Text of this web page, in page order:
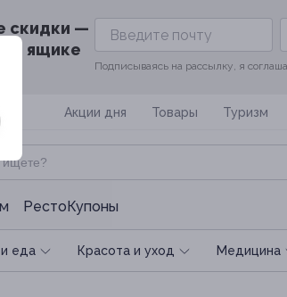
скидки —
ящике
Подписываясь на рассылку, я
Акции дня Товары Туризм
РестоКупоны
еда Красота и уход Медицина